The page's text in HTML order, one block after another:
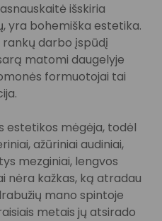
išskiria
yra bohemiška estetika.
rankų darbo įspūdį
matomi daugelyje
formuotojai tai
estetikos mėgėja, todėl
ažūriniai audiniai,
mezginiai, lengvos
nėra kažkas, ką atradau
mano spintoje
metais jų atsirado